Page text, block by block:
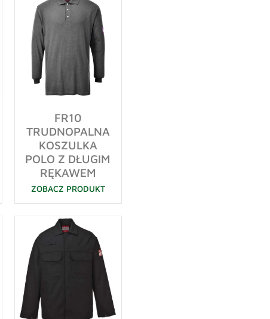
FR10
TRUDNOPALNA
KOSZULKA
POLO Z DŁUGIM
RĘKAWEM
ZOBACZ PRODUKT